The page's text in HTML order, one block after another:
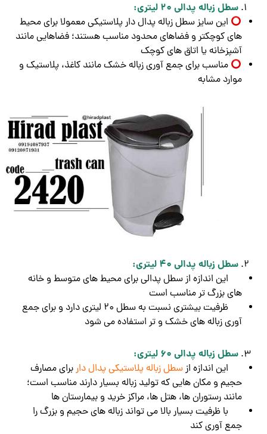
سطل زباله پدالی 20 لیتری:
این سایز سطل زباله پدال دار پلاستیکی معمولا برای محیط
های کوچکتر و فضاهای محدود مناسب هستند؛ فضاهایی مانند
آشپزخانه یا اتاق های کوچک
مناسب برای جمع آوری زباله خشک مانند کاغذ، پلاستیک و
موارد مشابه
سطل زباله پدالی 40 لیتری:
این اندازه از سطل پدالی برای محیط های متوسط و خانه
های بزرگ تر مناسب است
ظرفیت بیشتری نسبت به سطل 20 لیتری دارد و برای جمع
آوری زباله های خشک و تر استفاده می شود
سطل زباله پدالی 60 لیتری:
این اندازه ازسطل زباله پلاستیکی پدال داربرای مصارف
حجیم و مکان هایی که تولید زباله بسیار دارند مناسب است؛
مانند رستوران ها، هتل ها، مراکز خرید و بیمارستان ها
با ظرفیت بسیار بالا می تواند زباله های حجیم و بزرگ را
جمع آوری کند